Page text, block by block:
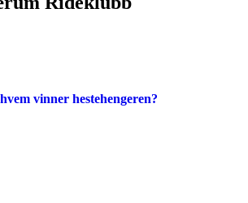
vinner hestehengeren?